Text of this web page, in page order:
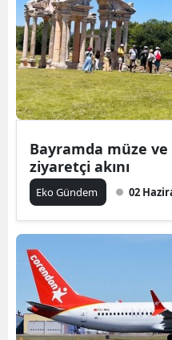
Bayramda müze
ziyaretçi akını
Eko Gündem 02